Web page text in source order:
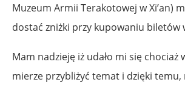
Muzeum Armii Terakotowej w Xi’an)
dostać zniżki przy kupowaniu biletów
Mam nadzieję iż udało mi się chociaż
mierze przybliżyć temat i dzięki temu,